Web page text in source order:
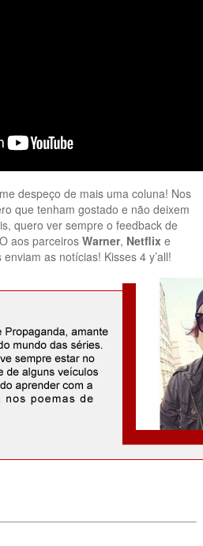
despeço de mais uma coluna! Nos
que tenham gostado e não deixem
quero ver sempre o feedback de
aos parceiros Warner, Netflix e
as notícias! Kisses 4 y’all!